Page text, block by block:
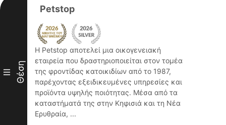
III Θέση
Petstop
Η Petstop αποτελεί μια οικογενειακή
εταιρεία που δραστηριοποιείται στον τομέα
της φροντίδας κατοικιδίων από το 1987,
παρέχοντας εξειδικευμένες υπηρεσίες και
προϊόντα υψηλής ποιότητας. Μέσα από τα
καταστήματά της στην Κηφισιά και τη Νέα
Ερυθραία, ...